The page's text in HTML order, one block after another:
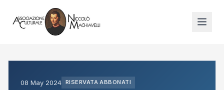
08 May 2024 RISERVATA ABBONATI